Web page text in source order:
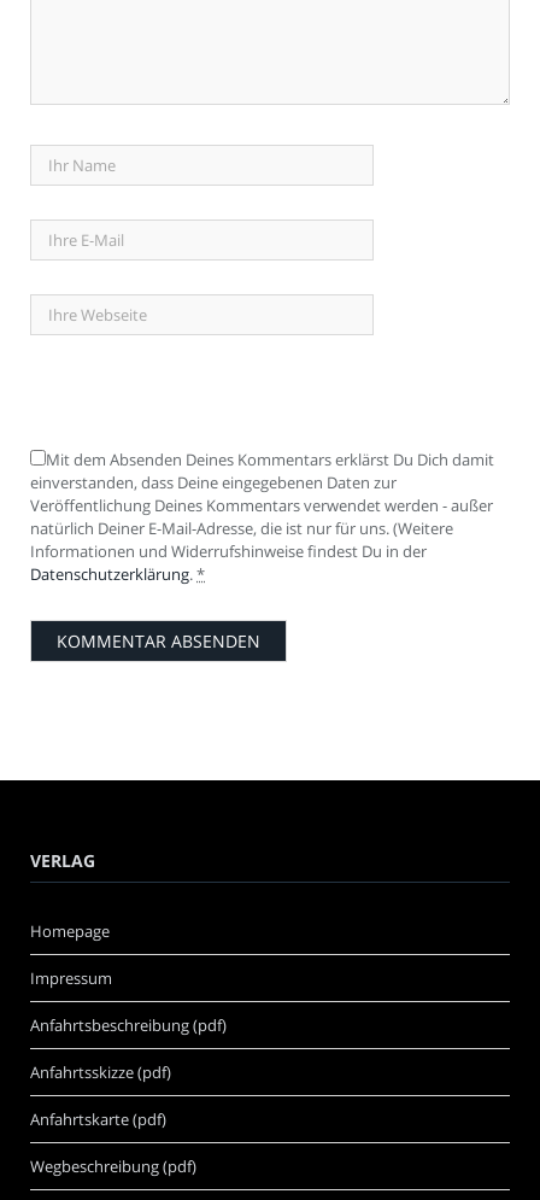
Mit dem Absenden Deines Kommentars erklärst Du Dich damit
einverstanden, dass Deine eingegebenen Daten zur
Veröffentlichung Deines Kommentars verwendet werden - außer
natürlich Deiner E-Mail-Adresse, die ist nur für uns. (Weitere
Informationen und Widerrufshinweise findest Du in der
Datenschutzerklärung.*
VERLAG
Homepage
Impressum
Anfahrtsbeschreibung (pdf)
Anfahrtsskizze (pdf)
Anfahrtskarte (pdf)
Wegbeschreibung (pdf)